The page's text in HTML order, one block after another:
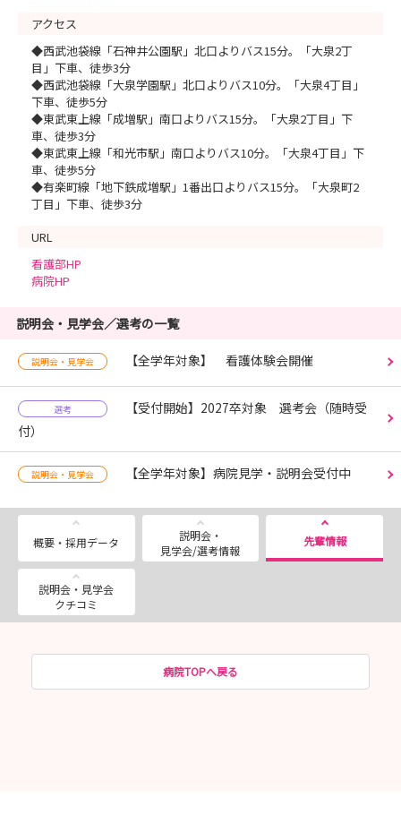
アクセス
◆西武池袋線「石神井公園駅」北口よりバス15分。「大泉2丁
目」下車、徒歩3分
◆西武池袋線「大泉学園駅」北口よりバス10分。「大泉4丁目」
下車、徒歩5分
◆東武東上線「成増駅」南口よりバス15分。「大泉2丁目」下
車、徒歩3分
◆東武東上線「和光市駅」南口よりバス10分。「大泉4丁目」下
車、徒歩5分
◆有楽町線「地下鉄成増駅」1番出口よりバス15分。「大泉町2
丁目」下車、徒歩3分
URL
看護部HP
病院HP
説明会・見学会／選考の一覧
説明会・見学会 【全学年対象】 看護体験会開催
選考
【受付開始】2027卒対象 選考会（随時受
付）
説明会・見学会 【全学年対象】病院見学・説明会受付中
概要・採用データ
説明会・
見学会/選考情報
先輩情報
説明会・見学会
クチコミ
病院TOPへ戻る